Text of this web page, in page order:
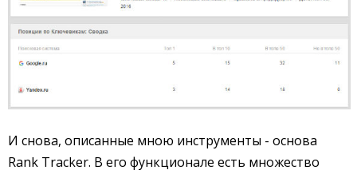
И снова, описанные мною инструменты - основа
Rank Tracker. В его функционале есть множество